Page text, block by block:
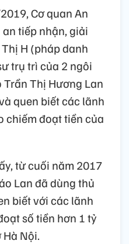
Cơ quan An
tiếp nhận, giải
H (pháp danh
trụ trì của 2 ngôi
Thị Hương Lan
quen biết các lãnh
chiếm đoạt tiền của
từ cuối năm 2017
Lan đã dùng thủ
biết với các lãnh
số tiền hơn 1 tỷ
Nội.